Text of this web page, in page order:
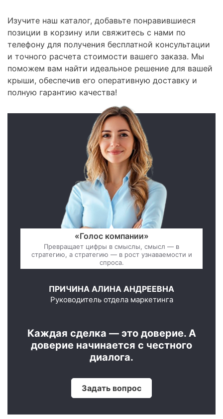
Изучите наш каталог, добавьте понравившиеся
позиции в корзину или свяжитесь с нами по
телефону для получения бесплатной консультации
и точного расчета стоимости вашего заказа. Мы
поможем вам найти идеальное решение для вашей
крыши, обеспечив его оперативную доставку и
полную гарантию качества!
«Голос компании»
Превращает цифры в смыслы, смысл — в
стратегию, а стратегию — в рост узнаваемости и
спроса.
ПРИЧИНА АЛИНА АНДРЕЕВНА
Руководитель отдела маркетинга
Каждая сделка — это доверие. А
доверие начинается с честного
диалога.
Задать вопрос